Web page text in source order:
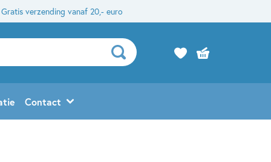
Gratis verzending vanaf 20,- euro
Contact